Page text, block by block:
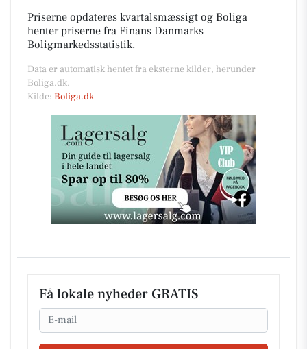
Priserne opdateres kvartalsmæssigt og Boliga
henter priserne fra Finans Danmarks
Boligmarkedsstatistik.
Data er automatisk hentet fra eksterne kilder, herunder
Boliga.dk.
Kilde: Boliga.dk
Få lokale nyheder GRATIS
Email